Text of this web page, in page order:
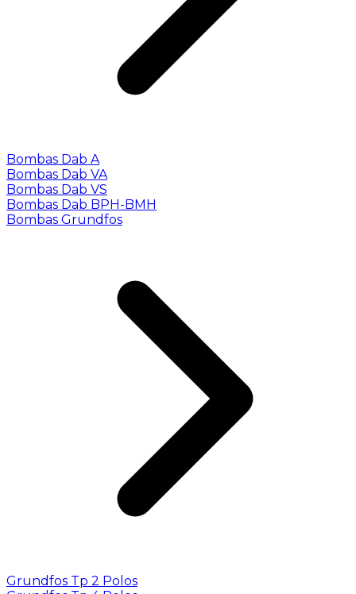
Bombas Dab A
Bombas Dab VA
Bombas Dab VS
Bombas Dab BPH-BMH
Bombas Grundfos
Grundfos Tp 2 Polos